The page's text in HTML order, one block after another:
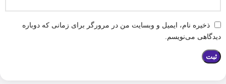
ذخیره نام، ایمیل و وبسایت من در مرورگر برای زمانی که دوباره
دیدگاهی می‌نویسم.